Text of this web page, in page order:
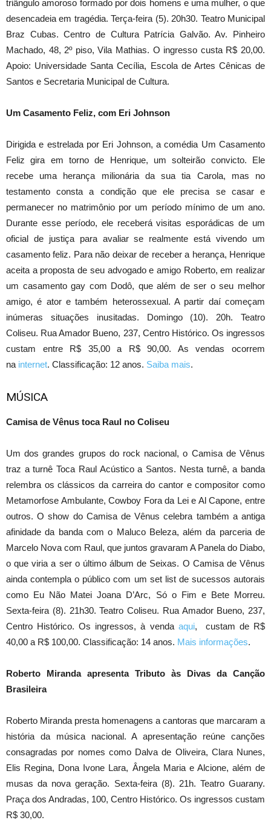
triângulo amoroso formado por dois homens e uma mulher, o que
desencadeia em tragédia. Terça-feira (5). 20h30. Teatro Municipal
Braz Cubas. Centro de Cultura Patrícia Galvão. Av. Pinheiro
Machado, 48, 2º piso, Vila Mathias. O ingresso custa R$ 20,00.
Apoio: Universidade Santa Cecília, Escola de Artes Cênicas de
Santos e Secretaria Municipal de Cultura.
Um Casamento Feliz, com Eri Johnson
Dirigida e estrelada por Eri Johnson, a comédia Um Casamento
Feliz gira em torno de Henrique, um solteirão convicto. Ele
recebe uma herança milionária da sua tia Carola, mas no
testamento consta a condição que ele precisa se casar e
permanecer no matrimônio por um período mínimo de um ano.
Durante esse período, ele receberá visitas esporádicas de um
oficial de justiça para avaliar se realmente está vivendo um
casamento feliz. Para não deixar de receber a herança, Henrique
aceita a proposta de seu advogado e amigo Roberto, em realizar
um casamento gay com Dodô, que além de ser o seu melhor
amigo, é ator e também heterossexual. A partir daí começam
inúmeras situações inusitadas. Domingo (10). 20h. Teatro
Coliseu. Rua Amador Bueno, 237, Centro Histórico. Os ingressos
custam entre R$ 35,00 a R$ 90,00. As vendas ocorrem
na internet. Classificação: 12 anos. Saiba mais.
MÚSICA
Camisa de Vênus toca Raul no Coliseu
Um dos grandes grupos do rock nacional, o Camisa de Vênus
traz a turnê Toca Raul Acústico a Santos. Nesta turnê, a banda
relembra os clássicos da carreira do cantor e compositor como
Metamorfose Ambulante, Cowboy Fora da Lei e Al Capone, entre
outros. O show do Camisa de Vênus celebra também a antiga
afinidade da banda com o Maluco Beleza, além da parceria de
Marcelo Nova com Raul, que juntos gravaram A Panela do Diabo,
o que viria a ser o último álbum de Seixas. O Camisa de Vênus
ainda contempla o público com um set list de sucessos autorais
como Eu Não Matei Joana D’Arc, Só o Fim e Bete Morreu.
Sexta-feira (8). 21h30. Teatro Coliseu. Rua Amador Bueno, 237,
Centro Histórico. Os ingressos, à venda aqui, custam de R$
40,00 a R$ 100,00. Classificação: 14 anos. Mais informações.
Roberto Miranda apresenta Tributo às Divas da Canção
Brasileira
Roberto Miranda presta homenagens a cantoras que marcaram a
história da música nacional. A apresentação reúne canções
consagradas por nomes como Dalva de Oliveira, Clara Nunes,
Elis Regina, Dona Ivone Lara, Ângela Maria e Alcione, além de
musas da nova geração. Sexta-feira (8). 21h. Teatro Guarany.
Praça dos Andradas, 100, Centro Histórico. Os ingressos custam
R$ 30,00.